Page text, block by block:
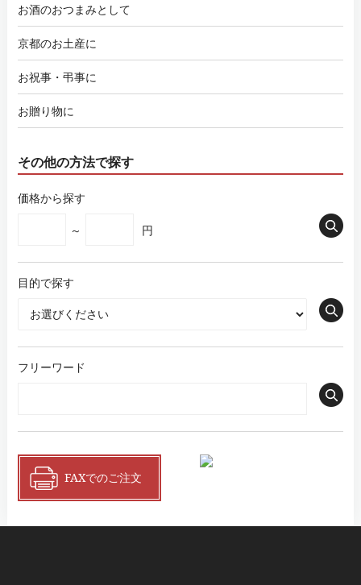
お酒のおつまみとして
京都のお土産に
お祝事・弔事に
お贈り物に
その他の方法で探す
価格から探す
～ 円
目的で探す
フリーワード
FAXでのご注文